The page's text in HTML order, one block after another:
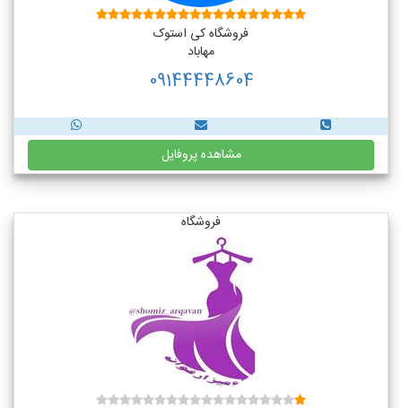
فروشگاه کی استوک
مهاباد
09144448604
مشاهده پروفایل
فروشگاه